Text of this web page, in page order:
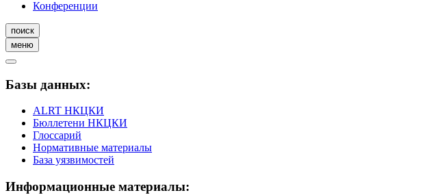
Конференции
поиск
меню
Базы данных:
ALRT НКЦКИ
Бюллетени НКЦКИ
Глоссарий
Нормативные материалы
База уязвимостей
Информационные материалы: